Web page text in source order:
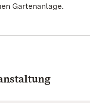
Gartenanlage.